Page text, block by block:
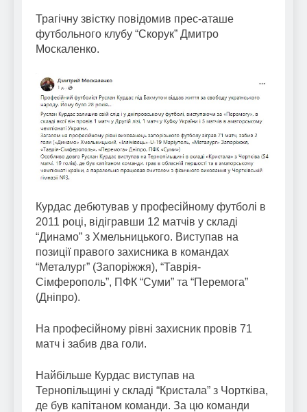
Трагічну звістку повідомив прес-аташе
футбольного клубу “Скорук” Дмитро
Москаленко.
Курдас дебютував у професійному футболі в
2011 році, відігравши 12 матчів у складі
“Динамо” з Хмельницького. Виступав на
позиції правого захисника в командах
“Металург” (Запоріжжя), “Таврія-
Сімферополь”, ПФК “Суми” та “Перемога”
(Дніпро).
На професійному рівні захисник провів 71
матч і забив два голи.
Найбільше Курдас виступав на
Тернопільщині у складі “Кристала” з Чортківа,
де був капітаном команди. За цю команди